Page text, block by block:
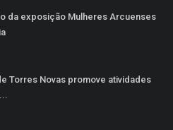
da exposição Mulheres Arcuenses
Torres Novas promove atividades